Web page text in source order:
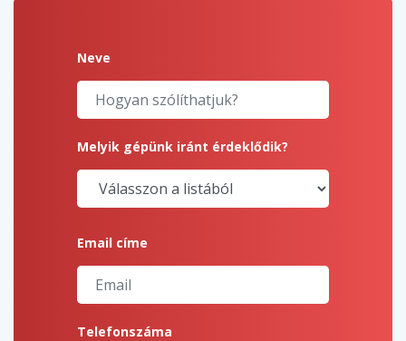
Neve
Melyik gépünk iránt érdeklődik?
Email címe
Telefonszáma